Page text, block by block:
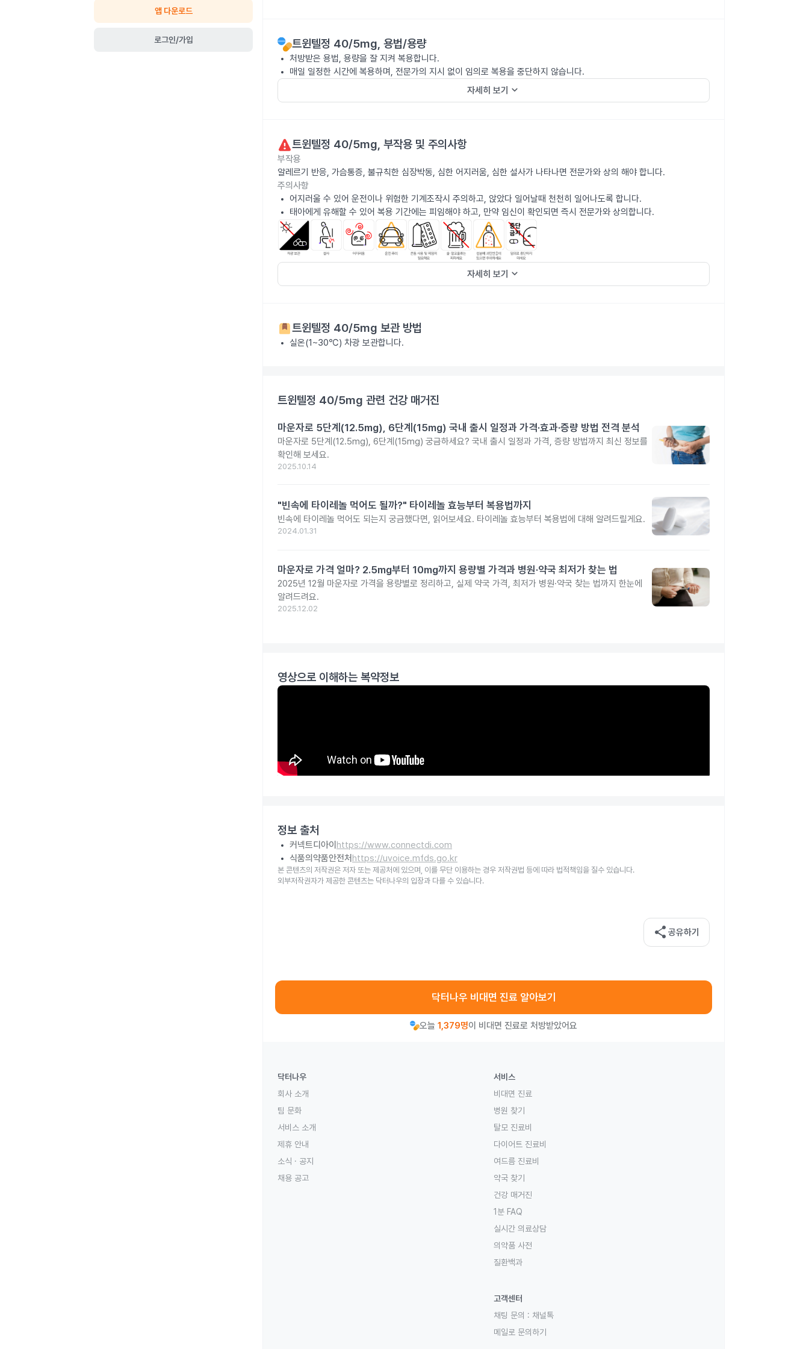
앱 다운로드
로그인/가입 트윈텔정 40/5mg, 용법/용량
처방받은 용법, 용량을 잘 지켜 복용합니다.
매일 일정한 시간에 복용하며, 전문가의 지시 없이 임의로 복용을 중단하지 않습니다.
자세히 보기 keyboard_arrow_down
트윈텔정 40/5mg, 부작용 및 주의사항
부작용
알레르기 반응, 가슴통증, 불규칙한 심장박동, 심한 어지러움, 심한 설사가 나타나면 전문가와 상의 해야 합니다.
주의사항
어지러울 수 있어 운전이나 위험한 기계조작시 주의하고, 앉았다 일어날때 천천히 일어나도록 합니다.
태아에게 유해할 수 있어 복용 기간에는 피임해야 하고, 만약 임신이 확인되면 즉시 전문가와 상의합니다.
자세히 보기 keyboard_arrow_down
트윈텔정 40/5mg 보관 방법
실온(1~30℃) 차광 보관합니다.
트윈텔정 40/5mg 관련 건강 매거진
마운자로 5단계(12.5mg), 6단계(15mg) 국내 출시 일정과 가격·효과·증량 방법 전격 분석
마운자로 5단계(12.5mg), 6단계(15mg) 궁금하세요? 국내 출시 일정과 가격, 증량 방법까지 최신 정보를
확인해 보세요.
2025.10.14
"빈속에 타이레놀 먹어도 될까?" 타이레놀 효능부터 복용법까지
빈속에 타이레놀 먹어도 되는지 궁금했다면, 읽어보세요. 타이레놀 효능부터 복용법에 대해 알려드릴게요.
2024.01.31
마운자로 가격 얼마? 2.5mg부터 10mg까지 용량별 가격과 병원·약국 최저가 찾는 법
2025년 12월 마운자로 가격을 용량별로 정리하고, 실제 약국 가격, 최저가 병원·약국 찾는 법까지 한눈에
알려드려요.
2025.12.02
영상으로 이해하는 복약정보
정보 출처
커넥트디아이 https://www.connectdi.com
식품의약품안전처 https://uvoice.mfds.go.kr
본 콘텐츠의 저작권은 저자 또는 제공처에 있으며, 이를 무단 이용하는 경우 저작권법 등에 따라 법적책임을 질수 있습니다.
외부저작권자가 제공한 콘텐츠는 닥터나우의 입장과 다를 수 있습니다.
share 공유하기
닥터나우 비대면 진료 알아보기
오늘 1,379명이 비대면 진료로 처방받았어요
닥터나우
회사 소개
팀 문화
서비스 소개
제휴 안내
소식 · 공지
채용 공고
서비스
비대면 진료
병원 찾기
탈모 진료비
다이어트 진료비
여드름 진료비
약국 찾기
건강 매거진
1분 FAQ
실시간 의료상담
의약품 사전
질환백과
고객센터
채팅 문의 : 채널톡
메일로 문의하기